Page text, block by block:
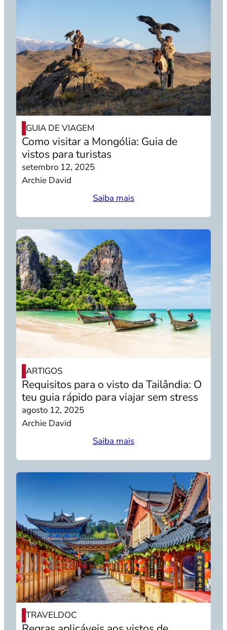
GUIA DE VIAGEM
Como visitar a Mongólia: Guia de
vistos para turistas
setembro 12, 2025
Archie David
Saiba mais
ARTIGOS
Requisitos para o visto da Tailândia: O
teu guia rápido para viajar sem stress
agosto 12, 2025
Archie David
Saiba mais
TRAVELDOC